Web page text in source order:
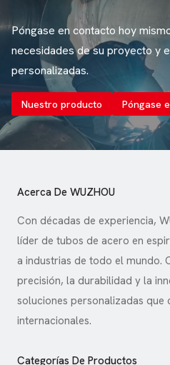
Póngase en contacto hoy
necesidades de su proyecto y
personalizadas.
Nuestro producto Póngase
Acerca De WUZHOU
Con décadas de experiencia,
líder de tubos de acero en
a industrias de todo el mundo.
precisión, la durabilidad y la
soluciones personalizadas que
internacionales.
Categorías De Productos